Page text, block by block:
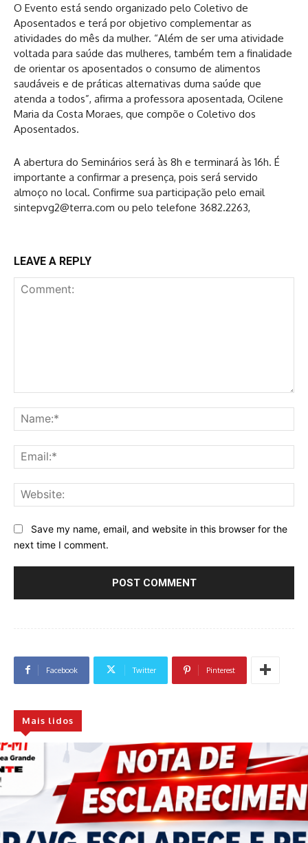
O Evento está sendo organizado pelo Coletivo de
Aposentados e terá por objetivo complementar as
atividades do mês da mulher. “Além de ser uma atividade
voltada para saúde das mulheres, também tem a finalidade
de orientar os aposentados o consumo de alimentos
saudáveis e de práticas alternativas duma saúde que
atenda a todos”, afirma a professora aposentada, Ocilene
Maria da Costa Moraes, que compõe o Coletivo dos
Aposentados.
A abertura do Seminários será às 8h e terminará às 16h. É
importante a confirmar a presença, pois será servido
almoço no local. Confirme sua participação pelo email
sintepvg2@terra.com ou pelo telefone 3682.2263,
LEAVE A REPLY
Save my name, email, and website in this browser for the
next time I comment.
Facebook Twitter Pinterest
Mais lidos